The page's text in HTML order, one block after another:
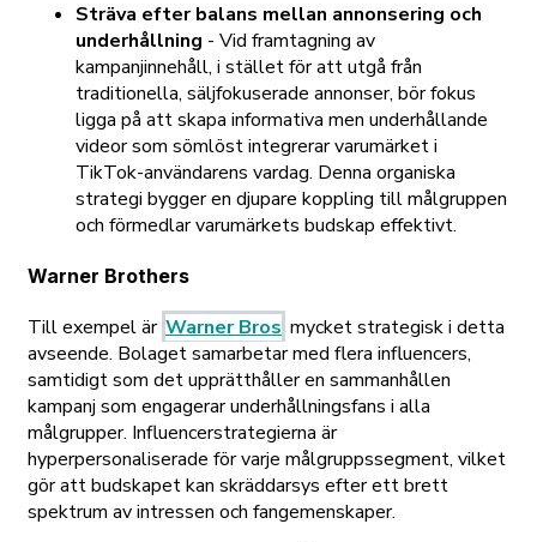
Sträva efter balans mellan annonsering och
underhållning - Vid framtagning av
kampanjinnehåll, i stället för att utgå från
traditionella, säljfokuserade annonser, bör fokus
ligga på att skapa informativa men underhållande
videor som sömlöst integrerar varumärket i
TikTok-användarens vardag. Denna organiska
strategi bygger en djupare koppling till målgruppen
och förmedlar varumärkets budskap effektivt.
Warner Brothers
Till exempel är Warner Bros mycket strategisk i detta
avseende. Bolaget samarbetar med flera influencers,
samtidigt som det upprätthåller en sammanhållen
kampanj som engagerar underhållningsfans i alla
målgrupper. Influencerstrategierna är
hyperpersonaliserade för varje målgruppssegment, vilket
gör att budskapet kan skräddarsys efter ett brett
spektrum av intressen och fangemenskaper.